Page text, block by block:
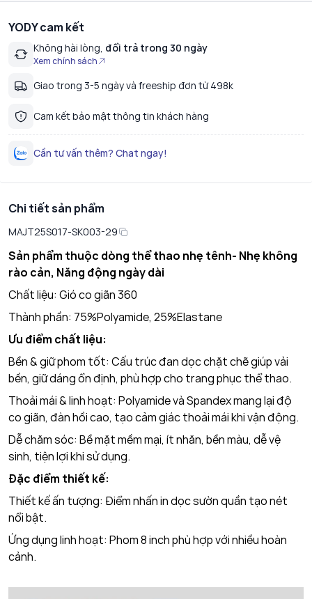
YODY cam kết
Không hài lòng, đổi trả trong 30 ngày
Xem chính sách
Giao trong 3-5 ngày và freeship đơn từ 498k
Cam kết bảo mật thông tin khách hàng
Cần tư vấn thêm? Chat ngay!
Chi tiết sản phẩm
MAJT25S017-SK003-29
Sản phẩm thuộc dòng thể thao nhẹ tênh- Nhẹ không
rào cản, Năng động ngày dài
Chất liệu: Gió co giãn 360
Thành phần: 75%Polyamide, 25%Elastane
Ưu điểm chất liệu:
Bền & giữ phom tốt: Cấu trúc đan dọc chặt chẽ giúp vải
bền, giữ dáng ổn định, phù hợp cho trang phục thể thao.
Thoải mái & linh hoạt: Polyamide và Spandex mang lại độ
co giãn, đàn hồi cao, tạo cảm giác thoải mái khi vận động.
Dễ chăm sóc: Bề mặt mềm mại, ít nhăn, bền màu, dễ vệ
sinh, tiện lợi khi sử dụng.
Đặc điểm thiết kế:
Thiết kế ấn tượng: Điểm nhấn in dọc sườn quần tạo nét
nổi bật.
Ứng dụng linh hoạt: Phom 8 inch phù hợp với nhiều hoàn
cảnh.